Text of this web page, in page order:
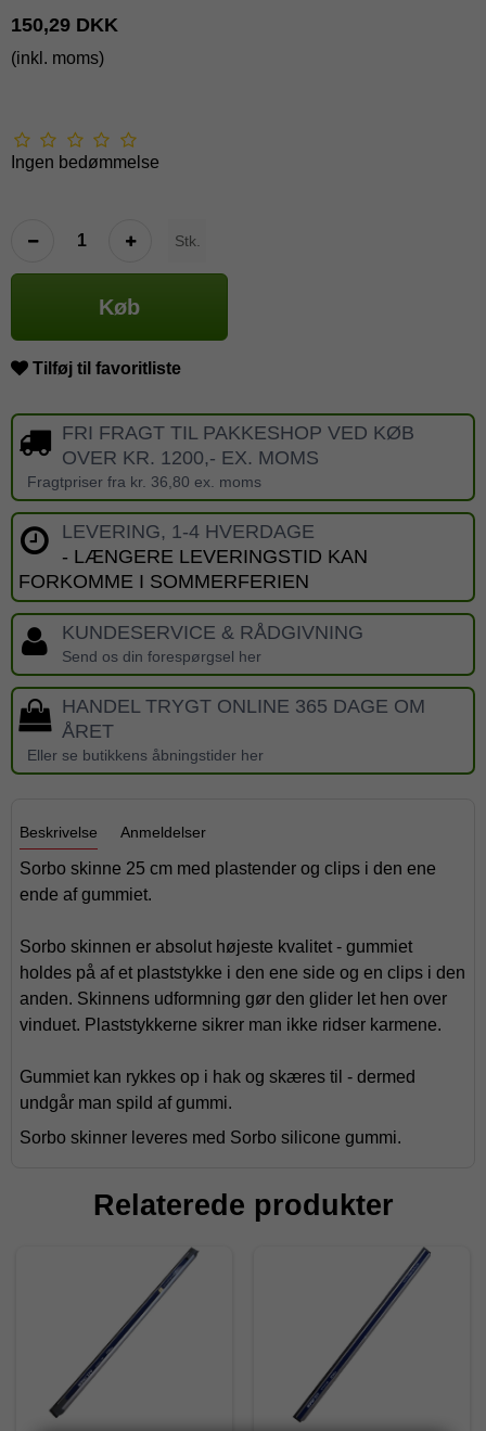
150,29 DKK
(inkl. moms)
Ingen bedømmelse
Stk.
Køb
Tilføj til favoritliste
FRI FRAGT TIL PAKKESHOP VED KØB
OVER KR. 1200,- EX. MOMS
Fragtpriser fra kr. 36,80 ex. moms
LEVERING, 1-4 HVERDAGE
- LÆNGERE LEVERINGSTID KAN
FORKOMME I SOMMERFERIEN
KUNDESERVICE & RÅDGIVNING
Send os din forespørgsel her
HANDEL TRYGT ONLINE 365 DAGE OM
ÅRET
Eller se butikkens åbningstider her
Beskrivelse Anmeldelser
Sorbo skinne 25 cm med plastender og clips i den ene
ende af gummiet.
Sorbo skinnen er absolut højeste kvalitet - gummiet
holdes på af et plaststykke i den ene side og en clips i den
anden. Skinnens udformning gør den glider let hen over
vinduet. Plaststykkerne sikrer man ikke ridser karmene.
Gummiet kan rykkes op i hak og skæres til - dermed
undgår man spild af gummi.
Sorbo skinner leveres med Sorbo silicone gummi.
Relaterede produkter